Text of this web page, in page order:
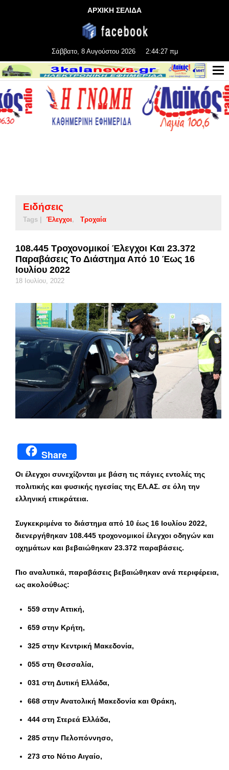
ΑΡΧΙΚΗ ΣΕΛΙΔΑ
Σάββατο, 8 Αυγούστου 2026 2:44:28 πμ
Ειδήσεις
Tags | Έλεγχοι Τροχαία
108.445 Τροχονομικοί Έλεγχοι Και 23.372
Παραβάσεις Το Διάστημα Από 10 Έως 16
Ιουλίου 2022
18 Ιουλίου, 2022
Share
Οι έλεγχοι συνεχίζονται με βάση τις πάγιες εντολές της
πολιτικής και φυσικής ηγεσίας της ΕΛ.ΑΣ. σε όλη την
ελληνική επικράτεια.
Συγκεκριμένα το διάστημα από 10 έως 16 Ιουλίου 2022,
διενεργήθηκαν 108.445 τροχονομικοί έλεγχοι οδηγών και
οχημάτων και βεβαιώθηκαν 23.372 παραβάσεις.
Πιο αναλυτικά, παραβάσεις βεβαιώθηκαν ανά περιφέρεια,
ως ακολούθως:
559 στην Αττική,
659 στην Κρήτη,
325 στην Κεντρική Μακεδονία,
055 στη Θεσσαλία,
031 στη Δυτική Ελλάδα,
668 στην Ανατολική Μακεδονία και Θράκη,
444 στη Στερεά Ελλάδα,
285 στην Πελοπόννησο,
273 στο Νότιο Αιγαίο,